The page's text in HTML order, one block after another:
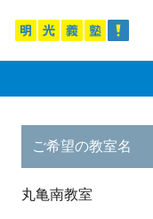
ご希望の教室名
丸亀南教室